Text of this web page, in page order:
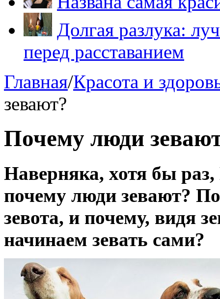
Долгая разлука:
перед расставанием
Главная/Красота и
зевают?
Почему люди
Наверняка, хотя бы
почему люди зевают?
зевота, и почему, видя
начинаем зевать сами?